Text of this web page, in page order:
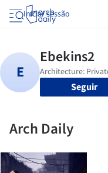
Iniciar sessão
Seguir
Arch Daily